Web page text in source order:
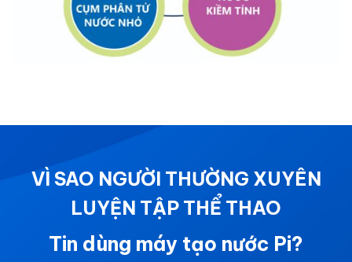
VÌ SAO NGƯỜI THƯỜNG XUYÊN
LUYỆN TẬP THỂ THAO
Tin dùng máy tạo nước Pi?